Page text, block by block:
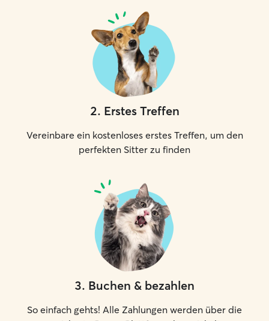
2. Erstes Treffen
Vereinbare ein kostenloses erstes Treffen, um den
perfekten Sitter zu finden
3. Buchen & bezahlen
So einfach gehts! Alle Zahlungen werden über die